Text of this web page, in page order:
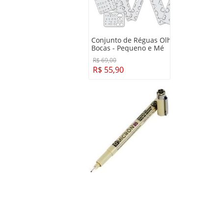
Conjunto de Réguas Olhos e
Bocas - Pequeno e Mé
R$ 69,00
R$ 55,90